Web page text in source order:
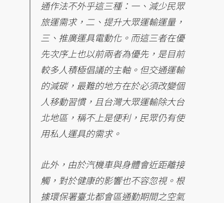
通作法不外乎這三種：一、減少民眾
旅運需求，二、提升大眾運輸運量，
三、推廣運具電動化。而這三者在優
先次序上也以前兩者為優先，是目前
較多人積極倡議的主軸。但交通運輸
的減碳，最難的地方在於必須改變個
人移動習慣，且台灣大眾運輸除大台
北地區，稱不上是便利，民眾仍有使
用私人運具的需求。
此外，由於汽機車與身體會近距離接
觸，對於健康的影響也不容忽視。根
據環保署臺北都會區通勤期間之空氣